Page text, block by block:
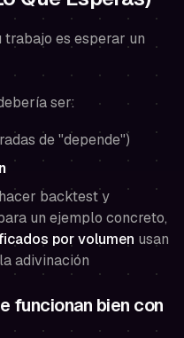
trabajo es esperar un
ser:
de "depende")
backtest y
un ejemplo concreto,
por volumen usan
adivinación
funcionan bien con